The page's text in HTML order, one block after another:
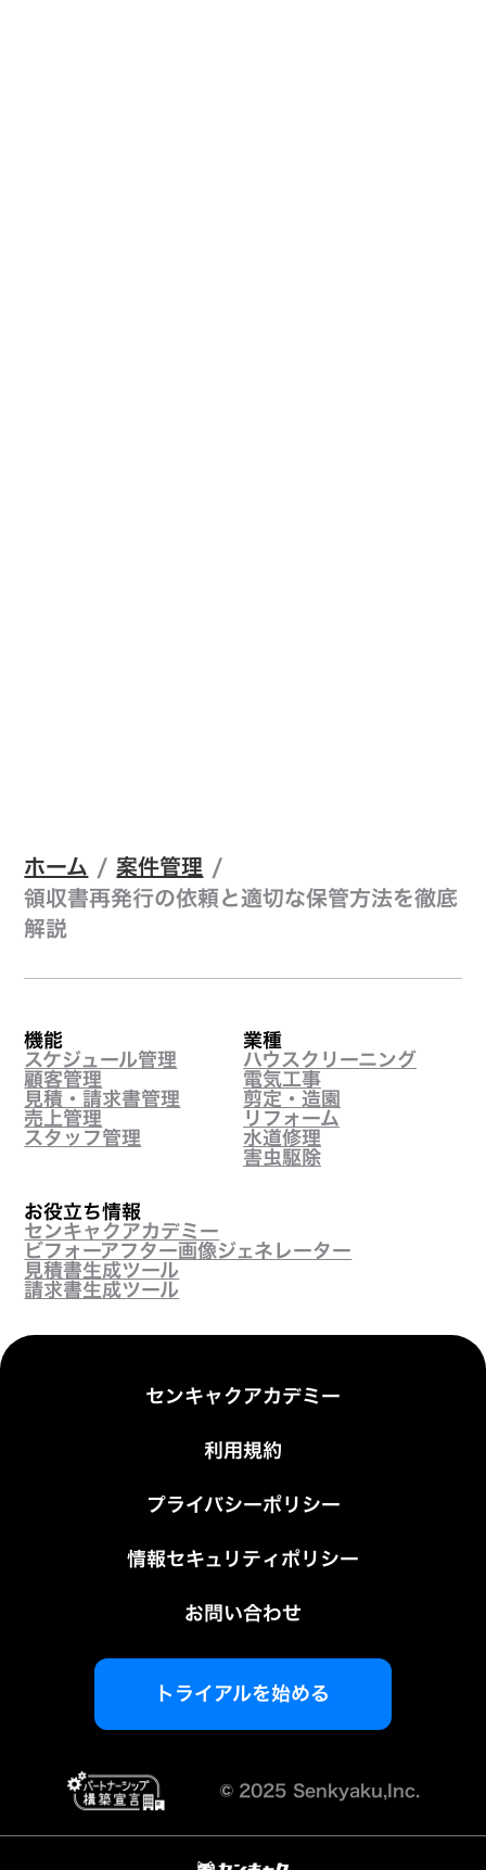
ホーム / 案件管理 /
領収書再発行の依頼と適切な保管方法を徹底
解説
機能
スケジュール管理
顧客管理
見積・請求書管理
売上管理
スタッフ管理
業種
ハウスクリーニング
電気工事
剪定・造園
リフォーム
水道修理
害虫駆除
お役立ち情報
センキャクアカデミー
ビフォーアフター画像ジェネレーター
見積書生成ツール
請求書生成ツール
センキャクアカデミー
利用規約
プライバシーポリシー
情報セキュリティポリシー
お問い合わせ
トライアルを始める
©︎ 2025 Senkyaku,Inc.